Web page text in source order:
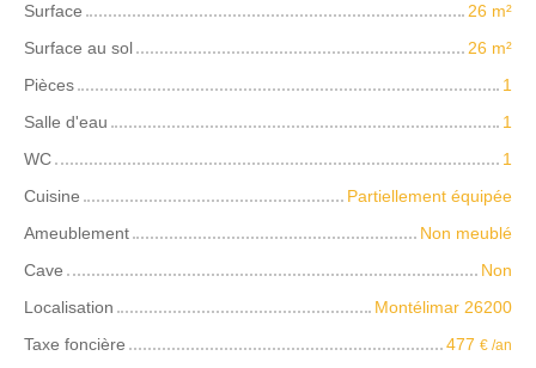
Surface
26 m²
Surface au sol
26 m²
Pièces
1
Salle d'eau
1
WC
1
Cuisine
Partiellement équipée
Ameublement
Non meublé
Cave
Non
Localisation
Montélimar 26200
Taxe foncière
477 € /an